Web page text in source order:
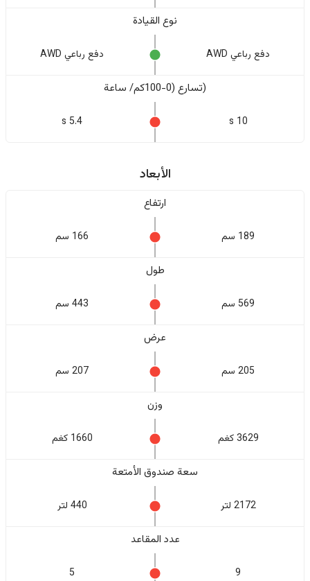
نوع القيادة
دفع رباعي AWD دفع رباعي AWD
(تسارع (0-100كم/ ساعة
10 s
5.4 s
الأبعاد
ارتفاع
189 سم 166 سم
طول
569 سم 443 سم
عرض
205 سم 207 سم
وزن
3629 كغم 1660 كغم
سعة صندوق الأمتعة
2172 لتر 440 لتر
عدد المقاعد
9
5